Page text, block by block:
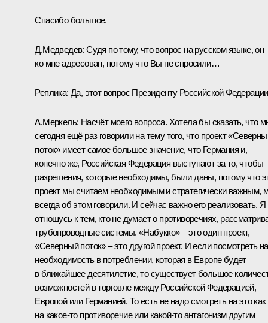
Спасибо большое.
Д.Медведев: Судя по тому, что вопрос на русском языке, он
ко мне адресован, потому что Вы не спросили…
Реплика: Да, этот вопрос Президенту Российской
А.Меркель: Насчёт моего вопроса. Хотела бы сказать, что
сегодня ещё раз говорили на тему того, что проект
поток» имеет самое большое значение, что Германия и,
конечно же, Российская Федерация выступают за то, чтобы
разрешения, которые необходимы, были даны, потому что
проект мы считаем необходимым и стратегически важным,
всегда об этом говорили. И сейчас важно его реализовать. Я
отношусь к тем, кто не думает о противоречиях,
трубопроводные системы. «Набукко» – это один проект,
«Северный поток» – это другой проект. И если посмотреть
необходимость в потреблении, которая в Европе будет
в ближайшее десятилетие, то существует большое
возможностей в торговле между Российской Федерацией,
Европой или Германией. То есть не надо смотреть на это как
на какое‑то противоречие или какой‑то антагонизм другим